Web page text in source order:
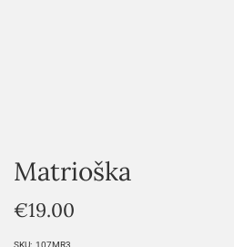
Matrioška
€19.00
SKU: 107MR3